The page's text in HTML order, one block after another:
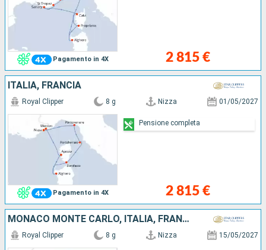
Pagamento in 4X 2 815 €
ITALIA, FRANCIA
Pagamento in 4X
Royal Clipper 8 g Nizza 01/05/2027
2 815 €
Pensione completa
MONACO MONTE CARLO, ITALIA, FRANCIA
Royal Clipper 8 g Nizza 15/05/2027